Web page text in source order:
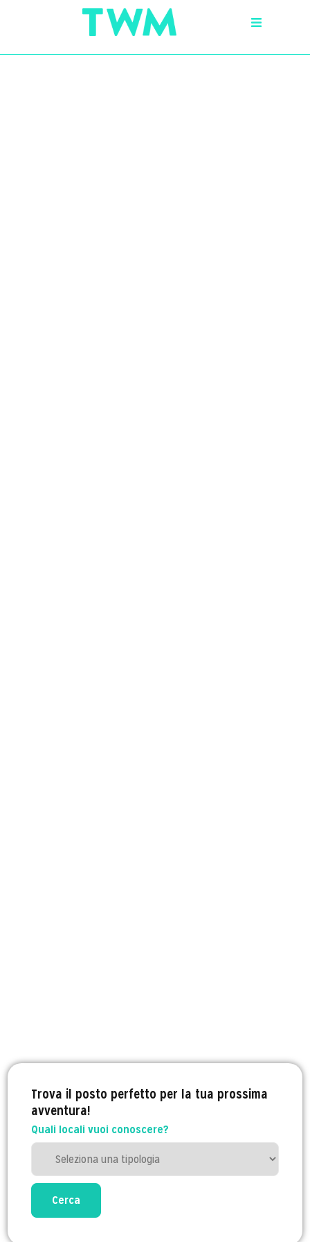
Trova il posto perfetto per la tua prossima
avventura!
Quali locali vuoi conoscere?
Cerca